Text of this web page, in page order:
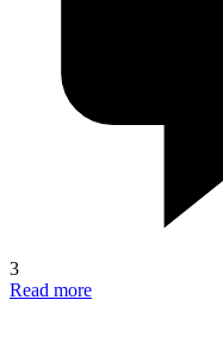
3
Read more